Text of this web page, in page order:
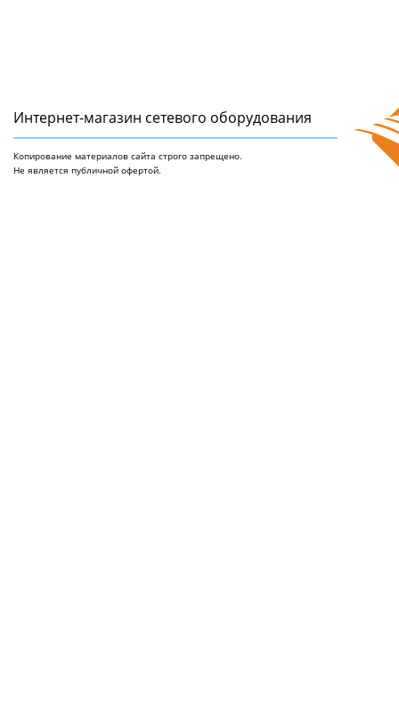
Интернет-магазин сетeвого оборудования
Копирование материалов сайта строго запрещено.
Не является публичной офертой.